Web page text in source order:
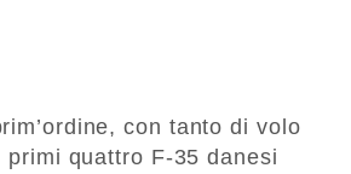
con tanto di volo
quattro F-35 danesi